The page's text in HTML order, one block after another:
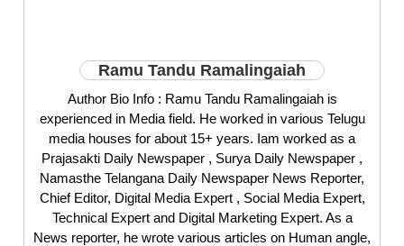
Ramu Tandu Ramalingaiah
Author Bio Info : Ramu Tandu Ramalingaiah is
experienced in Media field. He worked in various Telugu
media houses for about 15+ years. Iam worked as a
Prajasakti Daily Newspaper , Surya Daily Newspaper ,
Namasthe Telangana Daily Newspaper News Reporter,
Chief Editor, Digital Media Expert , Social Media Expert,
Technical Expert and Digital Marketing Expert. As a
News reporter, he wrote various articles on Human angle,